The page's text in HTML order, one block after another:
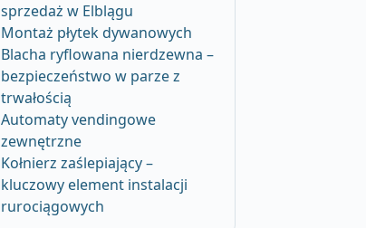
sprzedaż w Elblągu
Montaż płytek dywanowych
Blacha ryflowana nierdzewna –
bezpieczeństwo w parze z
trwałością
Automaty vendingowe
zewnętrzne
Kołnierz zaślepiający –
kluczowy element instalacji
rurociągowych